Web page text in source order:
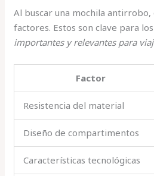
Al buscar una mochila
factores. Estos son clave para los
importantes y relevantes para
Factor
Resistencia del material
Diseño de compartimentos
Características tecnológicas